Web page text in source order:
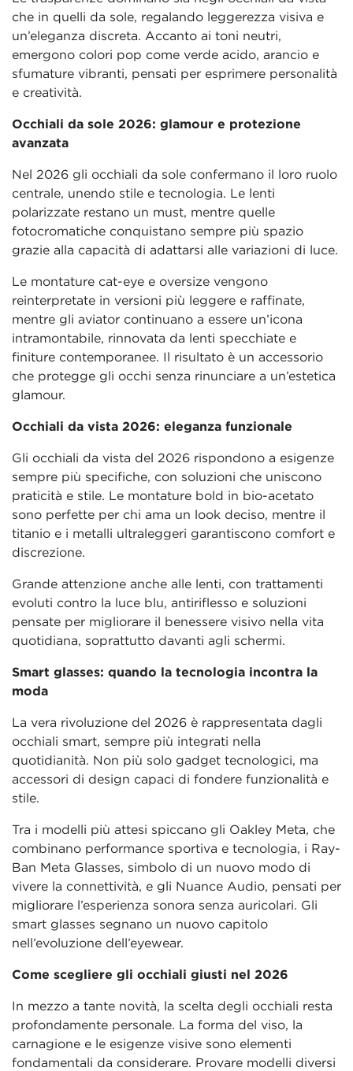
che in quelli da sole, regalando leggerezza visiva e
un’eleganza discreta. Accanto ai toni neutri,
emergono colori pop come verde acido, arancio e
sfumature vibranti, pensati per esprimere personalità
e creatività.
Occhiali da sole 2026: glamour e protezione
avanzata
Nel 2026 gli occhiali da sole confermano il loro ruolo
centrale, unendo stile e tecnologia. Le lenti
polarizzate restano un must, mentre quelle
fotocromatiche conquistano sempre più spazio
grazie alla capacità di adattarsi alle variazioni di luce.
Le montature cat-eye e oversize vengono
reinterpretate in versioni più leggere e raffinate,
mentre gli aviator continuano a essere un’icona
intramontabile, rinnovata da lenti specchiate e
finiture contemporanee. Il risultato è un accessorio
che protegge gli occhi senza rinunciare a un’estetica
glamour.
Occhiali da vista 2026: eleganza funzionale
Gli occhiali da vista del 2026 rispondono a esigenze
sempre più specifiche, con soluzioni che uniscono
praticità e stile. Le montature bold in bio-acetato
sono perfette per chi ama un look deciso, mentre il
titanio e i metalli ultraleggeri garantiscono comfort e
discrezione.
Grande attenzione anche alle lenti, con trattamenti
evoluti contro la luce blu, antiriflesso e soluzioni
pensate per migliorare il benessere visivo nella vita
quotidiana, soprattutto davanti agli schermi.
Smart glasses: quando la tecnologia incontra la
moda
La vera rivoluzione del 2026 è rappresentata dagli
occhiali smart, sempre più integrati nella
quotidianità. Non più solo gadget tecnologici, ma
accessori di design capaci di fondere funzionalità e
stile.
Tra i modelli più attesi spiccano gli Oakley Meta, che
combinano performance sportiva e tecnologia, i Ray-
Ban Meta Glasses, simbolo di un nuovo modo di
vivere la connettività, e gli Nuance Audio, pensati per
migliorare l’esperienza sonora senza auricolari. Gli
smart glasses segnano un nuovo capitolo
nell’evoluzione dell’eyewear.
Come scegliere gli occhiali giusti nel 2026
In mezzo a tante novità, la scelta degli occhiali resta
profondamente personale. La forma del viso, la
carnagione e le esigenze visive sono elementi
fondamentali da considerare. Provare modelli diversi